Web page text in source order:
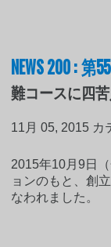
NEWS 200 :
難コースに四
11月 05, 2015 カ
2015年10月9日
ョンのもと、創
なわれました。